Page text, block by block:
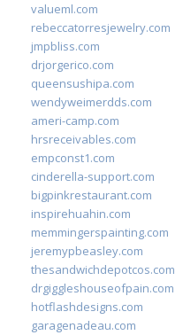
valueml.com
rebeccatorresjewelry.com
jmpbliss.com
drjorgerico.com
queensushipa.com
wendyweimerdds.com
ameri-camp.com
hrsreceivables.com
empconst1.com
cinderella-support.com
bigpinkrestaurant.com
inspirehuahin.com
memmingerspainting.com
jeremypbeasley.com
thesandwichdepotcos.com
drgiggleshouseofpain.com
hotflashdesigns.com
garagenadeau.com